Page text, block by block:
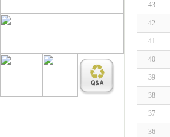
43
42
41
40
39
38
37
36